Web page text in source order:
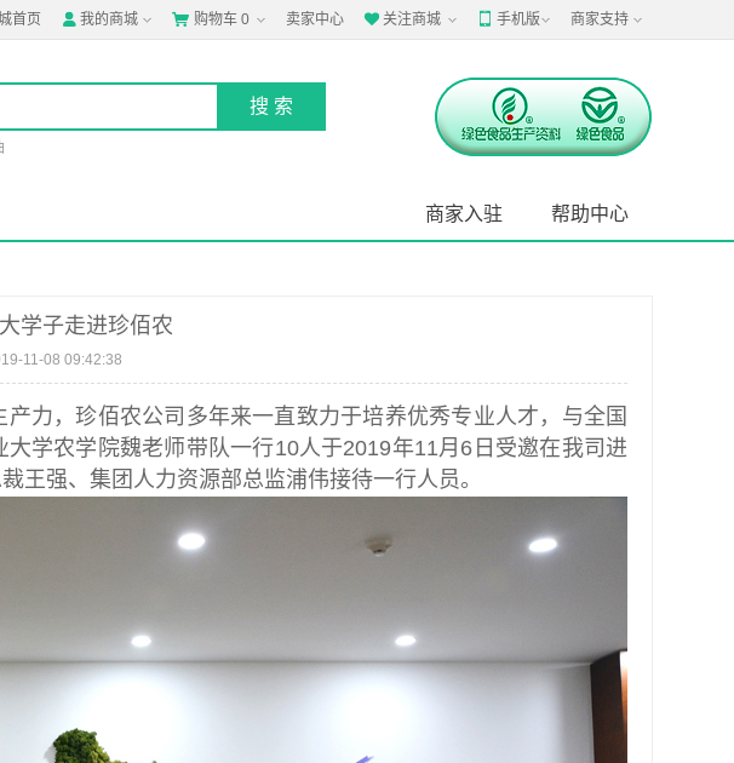
首页  我的商城  购物车 0 卖家中心 关注商城 手机版 商家支持
帮助中心
商家入驻
学子走进珍佰农
11-08 09:42:38
力，珍佰农公司多年来一直致力于培养优秀专业人才，与全国
学农学院魏老师带队一行10人于2019年11月6日受邀在我司进
王强、集团人力资源部总监浦伟接待一行人员。